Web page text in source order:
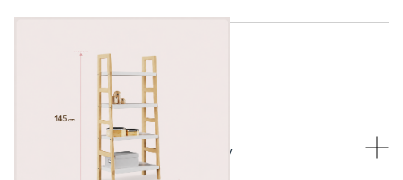
WYBIERZ KOLOR BLATU:
WYBIERZ KOLOR BLATU:
Green, czyli oliwkowy zielony